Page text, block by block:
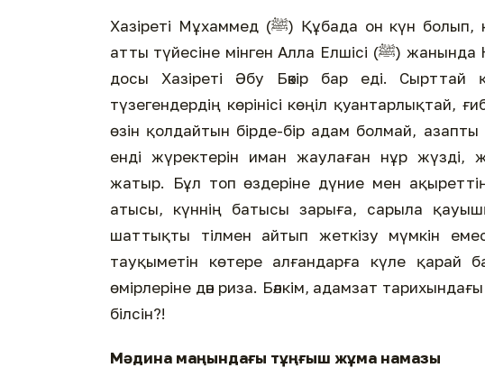
Хазіреті Мұхаммед (ﷺ) Құбада он күн болып, кезекті жұма күні Мәдинаға аттанды. Кәсуа
атты түйесіне мінген Алла Елшісі (ﷺ) жанында Нәжжар ұлдарынан қарулы жүз әскер, садық
досы Хазіреті Әбу Бәкір бар еді. Сырттай
түзегендердің көрінісі көңіл қуантарлықтай,
өзін қолдайтын бірде-бір адам болмай,
енді жүректерін иман жаулаған нұр жүзді,
жатыр. Бұл топ өздеріне дүние мен
атысы, күннің батысы зарыға, сарыла
шаттықты тілмен айтып жеткізу мүмкін
тауқыметін көтере алғандарға күле қарай
өмірлеріне дән риза. Бәлкім, адамзат
білсін?!
Мәдина маңындағы тұңғыш жұма намазы